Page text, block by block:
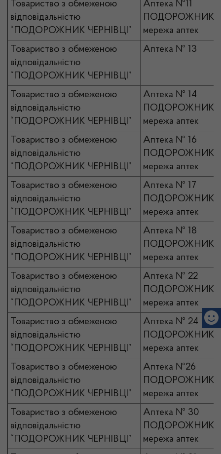
Товариство з обмеженою
відповідальністю
“ПОДОРОЖНИК ЧЕРНІВЦІ”
Аптека №11
ПОДОРОЖНИК
мережа аптек
Товариство з обмеженою
відповідальністю
“ПОДОРОЖНИК ЧЕРНІВЦІ”
Аптека № 13
Товариство з обмеженою
відповідальністю
“ПОДОРОЖНИК ЧЕРНІВЦІ”
Аптека № 14
ПОДОРОЖНИК
мережа аптек
Товариство з обмеженою
відповідальністю
“ПОДОРОЖНИК ЧЕРНІВЦІ”
Аптека № 16
ПОДОРОЖНИК
мережа аптек
Товариство з обмеженою
відповідальністю
“ПОДОРОЖНИК ЧЕРНІВЦІ”
Аптека № 17
ПОДОРОЖНИК
мережа аптек
Товариство з обмеженою
відповідальністю
“ПОДОРОЖНИК ЧЕРНІВЦІ”
Аптека № 18
ПОДОРОЖНИК
мережа аптек
Товариство з обмеженою
відповідальністю
“ПОДОРОЖНИК ЧЕРНІВЦІ”
Аптека № 22
ПОДОРОЖНИК
мережа аптек
Товариство з обмеженою
відповідальністю
“ПОДОРОЖНИК ЧЕРНІВЦІ”
Аптека № 24
ПОДОРОЖНИК
мережа аптек
Товариство з обмеженою
відповідальністю
“ПОДОРОЖНИК ЧЕРНІВЦІ”
Аптека №26
ПОДОРОЖНИК
мережа аптек
Товариство з обмеженою
відповідальністю
“ПОДОРОЖНИК ЧЕРНІВЦІ”
Аптека № 30
ПОДОРОЖНИК
мережа аптек